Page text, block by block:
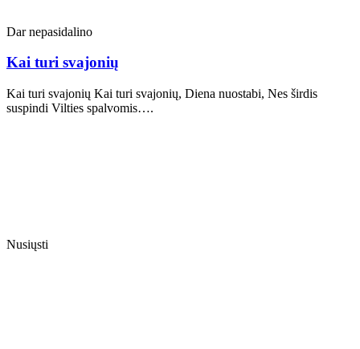
Dar nepasidalino
Kai turi svajonių
Kai turi svajonių Kai turi svajonių, Diena nuostabi, Nes širdis
suspindi Vilties spalvomis….
Nusiųsti